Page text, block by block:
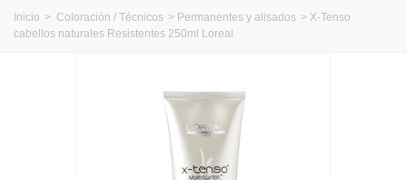
Inicio > Coloración / Técnicos > Permanentes y alisados > X-Tenso
cabellos naturales Resistentes 250ml Loreal